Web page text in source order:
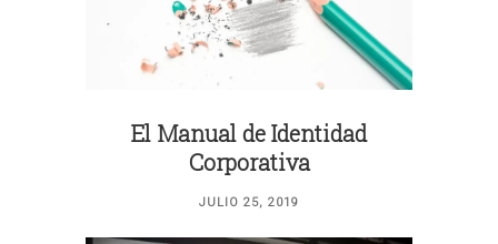
El Manual de Identidad
Corporativa
JULIO 25, 2019